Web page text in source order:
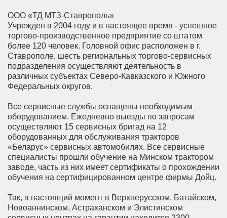
ООО «ТД МТЗ-Ставрополь»
Учрежден в 2004 году и в настоящее время - успешное
торгово-производственное предприятие со штатом
более 120 человек. Головной офис расположен в г.
Ставрополе, шесть региональных торгово-сервисных
подразделения осуществляют деятельность в
различных субъектах Северо-Кавказского и Южного
Федеральных округов.
Все сервисные службы оснащены необходимым
оборудованием. Ежедневно выезды по запросам
осуществляют 15 сервисных бригад на 12
оборудованных для обслуживания тракторов
«Беларус» сервисных автомобилях. Все сервисные
специалисты прошли обучение на Минском трактором
заводе, часть из них имеет сертификаты о прохождении
обучения на сертифицированном центре фирмы Дойц.
Так, в настоящий момент в Верхнерусском, Батайском,
Новоаннинском, Астраханском и Элистинском